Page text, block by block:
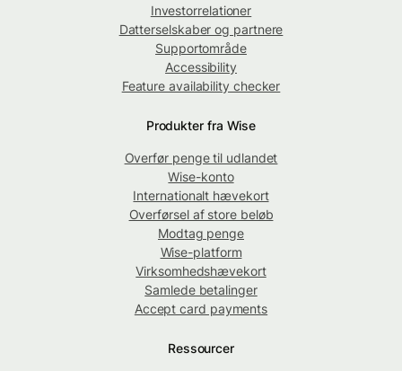
Investorrelationer
Datterselskaber og partnere
Supportområde
Accessibility
Feature availability checker
Produkter fra Wise
Overfør penge til udlandet
Wise-konto
Internationalt hævekort
Overførsel af store beløb
Modtag penge
Wise-platform
Virksomhedshævekort
Samlede betalinger
Accept card payments
Ressourcer